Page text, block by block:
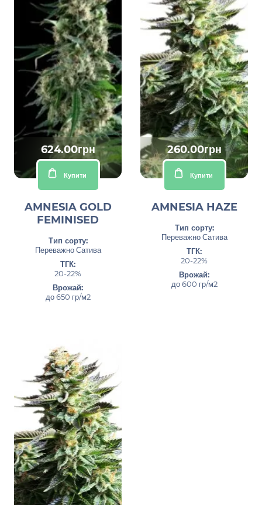
624.00грн
Купити
AMNESIA GOLD
FEMINISED
Тип сорту:
Переважно Сатива
ТГК:
20-22%
Врожай:
до 650 гр/м2
260.00грн
Купити
AMNESIA HAZE
Тип сорту:
Переважно Сатива
ТГК:
20-22%
Врожай:
до 600 гр/м2